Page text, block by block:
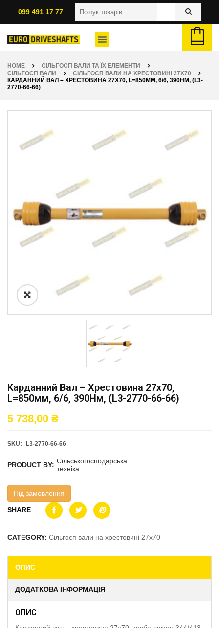
099 491 17 77
HOME
СІЛЬГОСП ВАЛИ ТА ЇХ ЕЛЕМЕНТИ
СІЛЬГОСП ВАЛИ
СІЛЬГОСП ВАЛИ НА ХРЕСТОВИНІ 27Х70
КАРДАННИЙ ВАЛ – ХРЕСТОВИНА 27Х70, L=850ММ, 6/6, 390НМ, (L3-
2770-66-66)
Карданний Вал – Хрестовина 27х70,
L=850мм, 6/6, 390Нм, (L3-2770-66-66)
5 738,00 ₴
SKU: L3-2770-66-66
PRODUCT BY: Сільськогосподарська
техніка
Під замовлення
SHARE
CATEGORY: Сільгосп вали на хрестовині 27х70
ОПИС
ДОДАТКОВА ІНФОРМАЦІЯ
ОПИС